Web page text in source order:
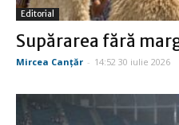
Editorial
Supărarea fără
Mircea Canţăr - 14:52 30 iulie 2026